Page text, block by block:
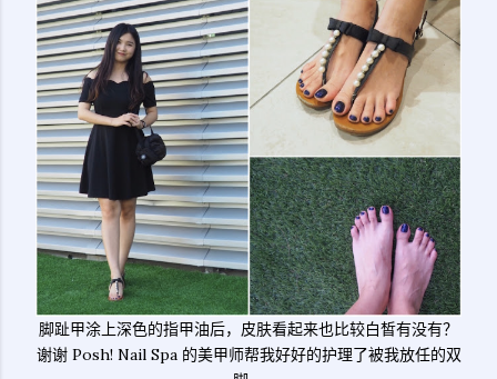
脚趾甲涂上深色的指甲油后，皮肤看起来也比较白皙有没有？
谢谢 Posh! Nail Spa 的美甲师帮我好好的护理了被我放任的双